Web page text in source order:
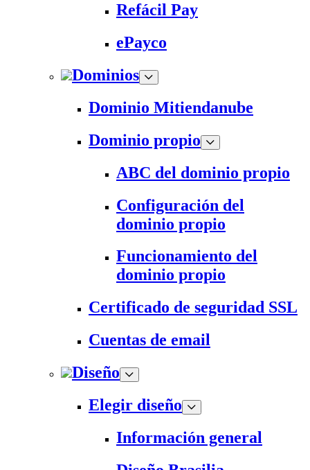
Refácil Pay
ePayco
Dominios
Dominio Mitiendanube
Dominio propio
ABC del dominio propio
Configuración del
dominio propio
Funcionamiento del
dominio propio
Certificado de seguridad SSL
Cuentas de email
Diseño
Elegir diseño
Información general